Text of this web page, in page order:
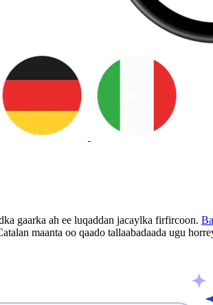
gaarka ah ee luqaddan jacaylka firfircoon.
maanta oo qaado tallaabadaada ugu